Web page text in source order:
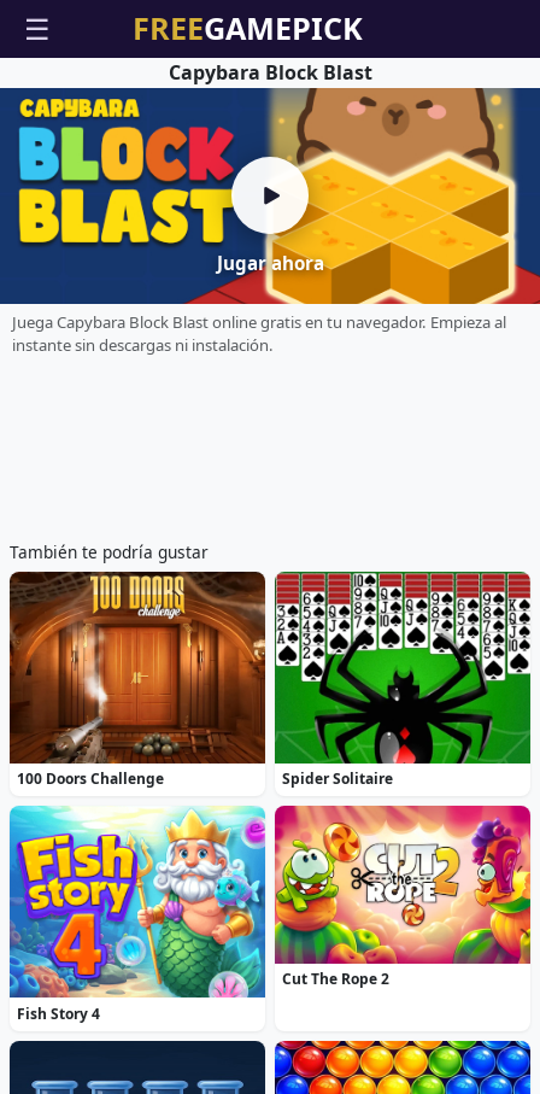
☰
Jugar ahora
Capybara Block Blast
Juega Capybara Block Blast online gratis en tu navegador. Empieza al
instante sin descargas ni instalación.
También te podría gustar
100 Doors Challenge Spider Solitaire
Fish Story 4
Cut The Rope 2